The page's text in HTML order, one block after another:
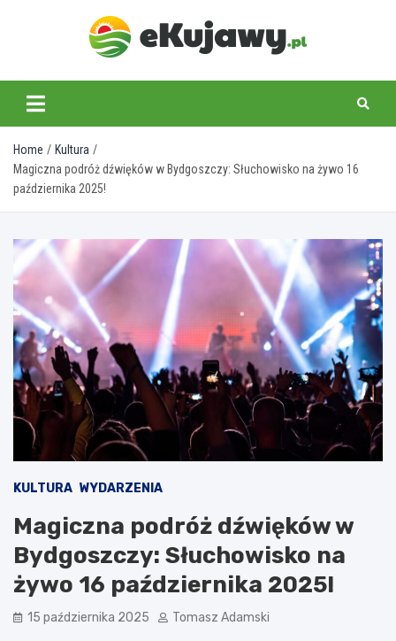
ekujawy.pl
Home
Kultura
Magiczna podróż dźwięków w Bydgoszczy: Słuchowisko na żywo 16
października 2025!
KULTURA WYDARZENIA
Magiczna podróż dźwięków w
Bydgoszczy: Słuchowisko na
żywo 16 października 2025!
15 października 2025 Tomasz Adamski